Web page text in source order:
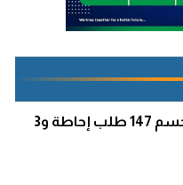
"طاقة النواب" تحسم 147 طلب إحاطة و3